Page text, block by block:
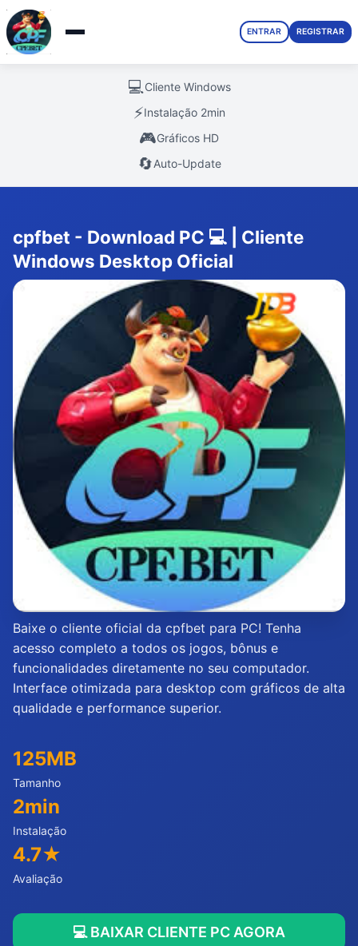
ENTRAR REGISTRAR
💻Cliente Windows
⚡Instalação 2min
🎮Gráficos HD
🔄Auto-Update
cpfbet - Download PC 💻 | Cliente
Windows Desktop Oficial
Baixe o cliente oficial da cpfbet para PC! Tenha
acesso completo a todos os jogos, bônus e
funcionalidades diretamente no seu computador.
Interface otimizada para desktop com gráficos de alta
qualidade e performance superior.
125MB
Tamanho
2min
Instalação
4.7★
Avaliação
💻 BAIXAR CLIENTE PC AGORA